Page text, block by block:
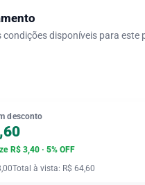
condições disponíveis para este
desconto
R$ 3,40 · 5% OFF
Total à vista: R$ 64,60